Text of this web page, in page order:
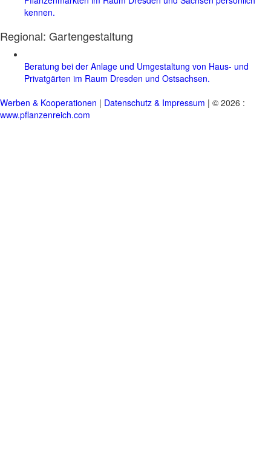
kennen.
Regional: Gartengestaltung
Beratung bei der Anlage und Umgestaltung von Haus- und
Privatgärten im Raum Dresden und Ostsachsen.
Werben & Kooperationen | Datenschutz & Impressum | © 2026 :
www.pflanzenreich.com